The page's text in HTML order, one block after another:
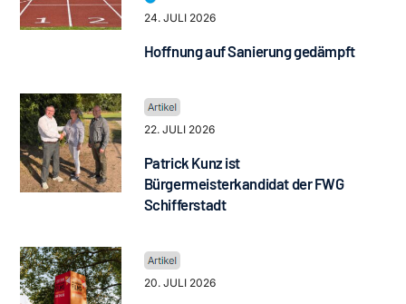
24. JULI 2026
Hoffnung auf Sanierung gedämpft
22. JULI 2026
Patrick Kunz ist
Bürgermeisterkandidat der FWG
Schifferstadt
20. JULI 2026